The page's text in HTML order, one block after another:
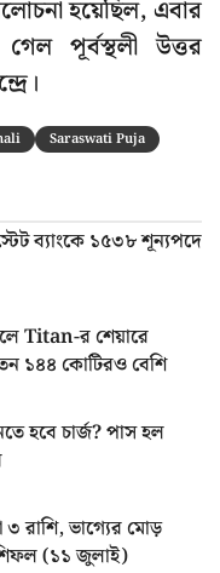
হয়েছিল, এবার
পূর্বস্থলী উত্তর
Saraswati Puja
ব্যাংকে ১৫৩৮ শূন্যপদে
Titan-র শেয়ারে
১৪৪ কোটিরও বেশি
হবে চার্জ? পাস হল
৩ রাশি, ভাগ্যের মোড়
(১১ জুলাই)